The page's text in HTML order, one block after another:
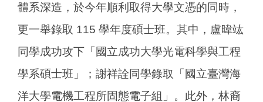
體系深造，於今年順利取得大學文憑的同時，
更一舉錄取 115 學年度碩士班。其中，盧暐竑
同學成功攻下「國立成功大學光電科學與工程
學系碩士班」；謝祥詮同學錄取「國立臺灣海
洋大學電機工程所固態電子組」。此外，林裔